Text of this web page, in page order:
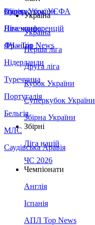
Збірна України
Італія
Німеччина
Франція
Нідерланди
Туреччина
Португалія
Бельгія
МЛС
Саудівська Аравія
Суперкубок УЄФА
Ліга конференцій
ЛЧ - Top News
Україна
Україна
Перша ліга
Друга ліга
Кубок України
Суперкубок України
Збірна України
Збірні
Ліга націй
ЧС 2026
Чемпіонати
Англія
Іспанія
АПЛ Top News